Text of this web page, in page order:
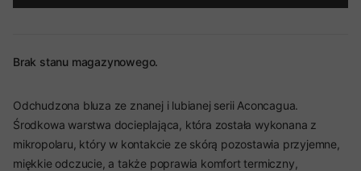
Brak stanu magazynowego.
Odchudzona bluza ze znanej i lubianej serii Aconcagua.
Środkowa warstwa docieplająca, która została wykonana z
mikropolaru, który w kontakcie ze skórą pozostawia przyjemne,
miękkie odczucie, a także poprawia komfort termiczny,